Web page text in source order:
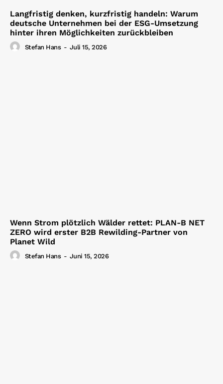
Langfristig denken, kurzfristig handeln: Warum
deutsche Unternehmen bei der ESG-Umsetzung
hinter ihren Möglichkeiten zurückbleiben
Stefan Hans - Juli 15, 2026
Wenn Strom plötzlich Wälder rettet: PLAN-B NET
ZERO wird erster B2B Rewilding-Partner von
Planet Wild
Stefan Hans - Juni 15, 2026